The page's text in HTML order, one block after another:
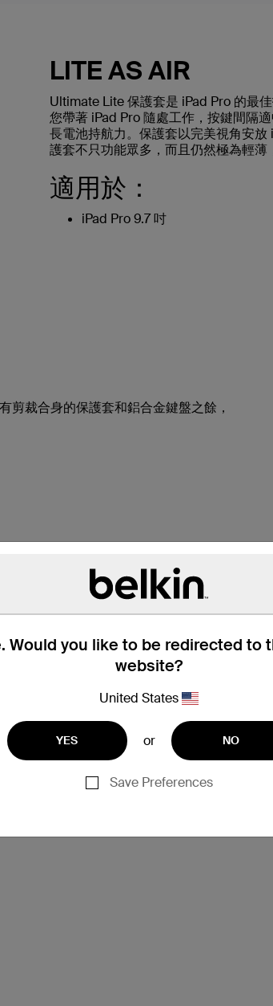
Would you like to be redirected to
website?
United States
YES or NO
Save Preferences
LITE AS AIR
Ultimate Lite 保護套是 iPad Pro 的最
您帶著 iPad Pro 隨處工作，按鍵間隔
長電池持航力。保護套以完美視角安
護套不只功能眾多，而且仍然極為輕薄
適用於：
iPad Pro 9.7 吋
剪裁合身的保護套和鋁合金鍵盤之餘，
更輕巧的鍵盤
繼率先推出 iPad Air 2 鍵盤之後，我
擴展至 iPad Pro。